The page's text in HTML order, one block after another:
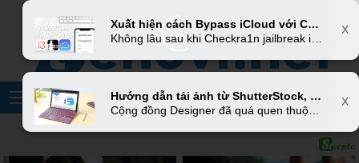
6
Xuất hiện cách Bypass iCloud với Checkra1n jailbreak không cần xác thực tài khoản, có nên sử dung nó hay không?
X
Hướng dẫn tải ảnh từ ShutterStock, iStock, GettyImages,... không Watermark mới nhất thành công 100%
X